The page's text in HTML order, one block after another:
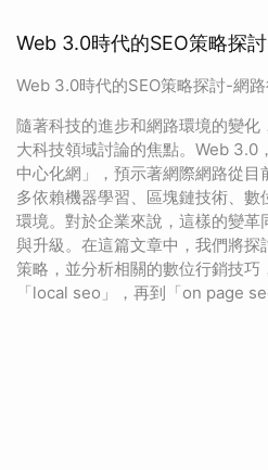
Web 3.0時代的SEO策略探
Web 3.0時代的SEO策略探討-網
隨著科技的進步和網路環境的變
大科技領域討論的焦點。Web 3.0
中心化網」，預示著網際網路從
多依賴機器學習、區塊鏈技術、
環境。對於企業來說，這樣的變革
與升級。在這篇文章中，我們將
策略，並分析相關的數位行銷技巧
「local seo」，再到「on page